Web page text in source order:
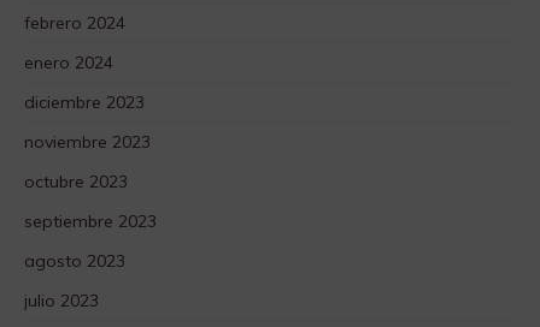
febrero 2024
enero 2024
diciembre 2023
noviembre 2023
octubre 2023
septiembre 2023
agosto 2023
julio 2023